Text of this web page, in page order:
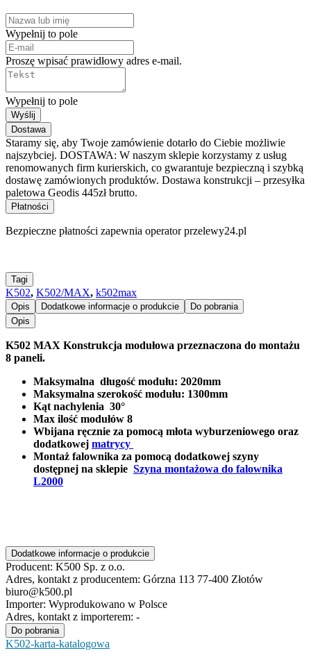
Wypełnij to pole
Proszę wpisać prawidłowy adres e-mail.
Wypełnij to pole
Wyślij
Dostawa
Staramy się, aby Twoje zamówienie dotarło do Ciebie możliwie
najszybciej. DOSTAWA: W naszym sklepie korzystamy z usług
renomowanych firm kurierskich, co gwarantuje bezpieczną i szybką
dostawę zamówionych produktów. Dostawa konstrukcji – przesyłka
paletowa Geodis 445zł brutto.
Płatności
Bezpieczne płatności zapewnia operator przelewy24.pl
Tagi
K502, K502/MAX, k502max
Opis Dodatkowe informacje o produkcie
Do pobrania
Opis
K502 MAX Konstrukcja modułowa przeznaczona do montażu
8 paneli.
Maksymalna długość modułu: 2020mm
Maksymalna szerokość modułu: 1300mm
Kąt nachylenia 30°
Max ilość modułów 8
Wbijana ręcznie za pomocą młota wyburzeniowego oraz
dodatkowej matrycy
Montaż falownika za pomocą dodatkowej szyny
dostępnej na sklepie Szyna montażowa do falownika
L2000
Dodatkowe informacje o produkcie
Producent: K500 Sp. z o.o.
Adres, kontakt z producentem: Górzna 113 77-400 Złotów
biuro@k500.pl
Importer: Wyprodukowano w Polsce
Adres, kontakt z importerem: -
Do pobrania
K502-karta-katalogowa